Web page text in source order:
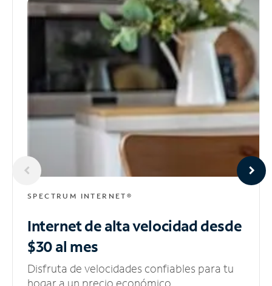
SPECTRUM INTERNET®
Internet de alta velocidaddesde
$30 al mes
Disfruta de velocidades confiables para tu
hogar a un precio económico.